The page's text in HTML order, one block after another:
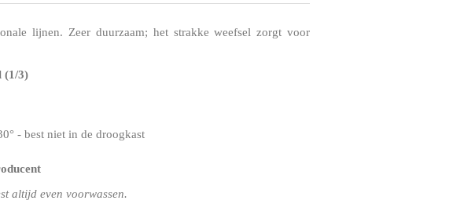
lijnen. Zeer duurzaam; het strakke weefsel zorgt voor
(1/3)
- best niet in de droogkast
altijd even voorwassen.